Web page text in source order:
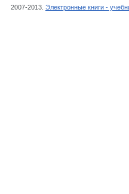
2007-2013. Электронные книги -